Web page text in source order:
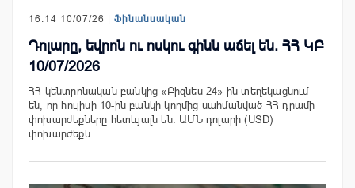
16:14 10/07/26 | Ֆինանսական
Դոլարը, եվրոն ու ոսկու գինն աճել են. ՀՀ ԿԲ
10/07/2026
ՀՀ կենտրոնական բանկից «Բիզնես 24»-ին տեղեկացնում
են, որ հուլիսի 10-ին բանկի կողմից սահմանված ՀՀ դրամի
փոխարժեքները հետևյալն են. ԱՄՆ դոլարի (USD)
փոխարժեքն…